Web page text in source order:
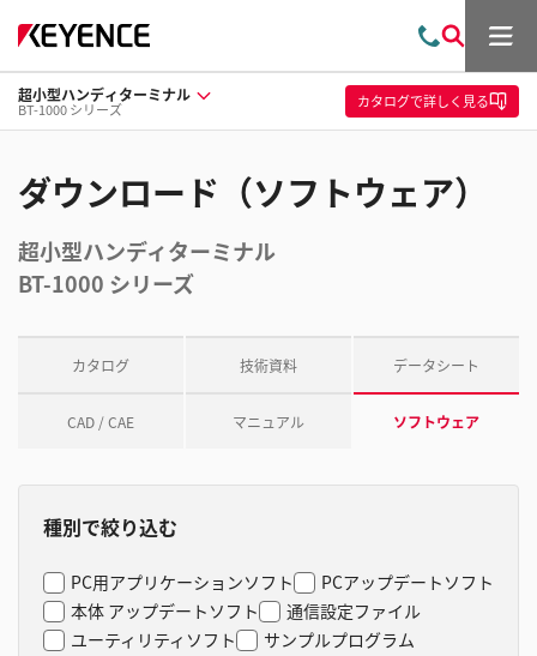
問
い
合
わ
索
メ
ュ
ー
超小型ハンディターミナル
BT-1000 シリーズ カタログで詳しく見る
ダウンロード（ソフトウェア）
超小型ハンディターミナル
BT-1000 シリーズ
カタログ 技術資料 データシート
CAD / CAE マニュアル ソフトウェア
種別で絞り込む
PC用アプリケーションソフト
PCアップデートソフト
本体 アップデートソフト
通信設定ファイル
ユーティリティソフト
サンプルプログラム